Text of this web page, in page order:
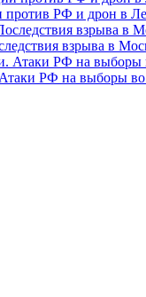
против РФ и дрон в
взрыва в
Атаки РФ на выборы